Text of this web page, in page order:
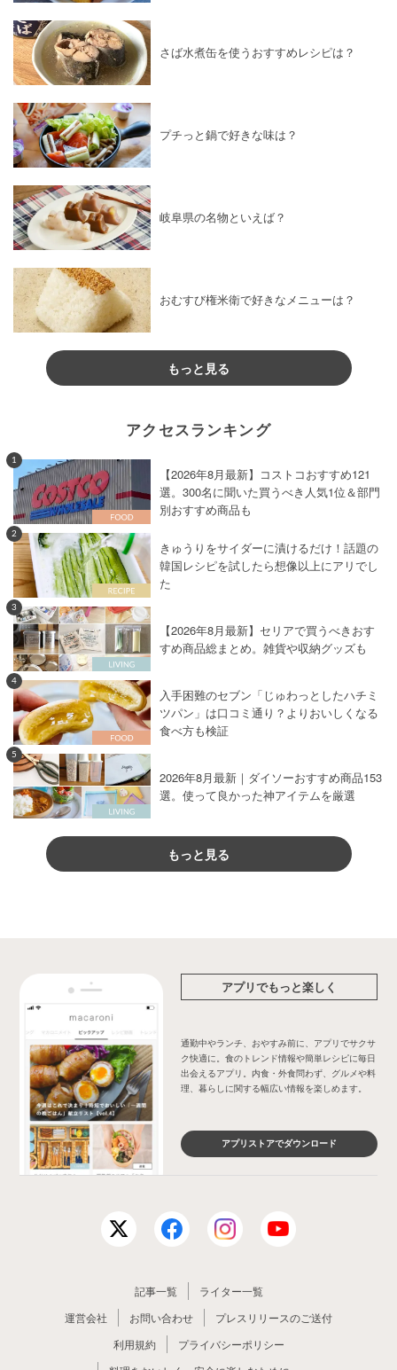
さば水煮缶を使うおすすめレシピは？
プチっと鍋で好きな味は？
岐阜県の名物といえば？
おむすび権米衛で好きなメニューは？
もっと見る
アクセスランキング
1
【2026年8月最新】コストコおすすめ121
選。300名に聞いた買うべき人気1位＆部門
別おすすめ商品も
2
きゅうりをサイダーに漬けるだけ！話題の
韓国レシピを試したら想像以上にアリでし
た
3
【2026年8月最新】セリアで買うべきおす
すめ商品総まとめ。雑貨や収納グッズも
4
入手困難のセブン「じゅわっとしたハチミ
ツパン」は口コミ通り？よりおいしくなる
食べ方も検証
5
2026年8月最新｜ダイソーおすすめ商品153
選。使って良かった神アイテムを厳選
もっと見る
アプリでもっと楽しく
通勤中やランチ、おやすみ前に、アプリでサクサ
ク快適に。食のトレンド情報や簡単レシピに毎日
出会えるアプリ。内食・外食問わず、グルメや料
理、暮らしに関する幅広い情報を楽しめます。
アプリストアでダウンロード
記事一覧
ライター一覧
運営会社
お問い合わせ
プレスリリースのご送付
利用規約
プライバシーポリシー